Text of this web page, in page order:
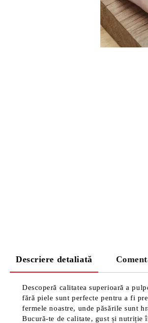
Descriere detaliată
Descoperă calitatea superioară a
fără piele sunt perfecte pentru a fi
fermele noastre, unde păsările sunt
Bucură-te de calitate, gust și nutriție